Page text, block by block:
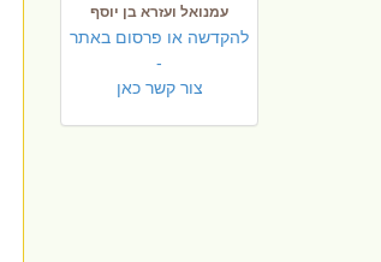
עמנואל ועזרא בן יוסף
להקדשה או פרסום באתר
-
צור קשר כאן